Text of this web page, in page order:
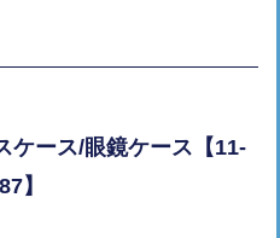
ケース/眼鏡ケース【11-
】